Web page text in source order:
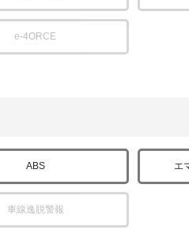
e-4ORCE
ABS エ
車線逸脱警報